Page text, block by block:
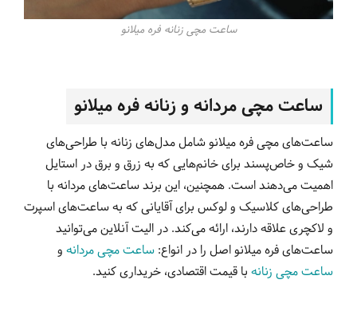
ساعت مچی زنانه فره میلانو
ساعت مچی مردانه و زنانه فره میلانو
ساعت‌های مچی فره میلانو شامل مدل‌های زنانه با طراحی‌های
شیک و خاص‌پسند برای خانم‌هایی که به زرق و برق در استایل
اهمیت می‌دهند است. همچنین، این برند ساعت‌های مردانه با
طراحی‌های کلاسیک و لوکس برای آقایانی که به ساعت‌های اسپرت
و لاکچری علاقه دارند، ارائه می‌کند. در الیت آنلاین می‌توانید
ساعت‌های فره میلانو اصل را در انواع: ساعت مچی مردانه و
ساعت مچی زنانه با قیمت اقتصادی، خریداری کنید.